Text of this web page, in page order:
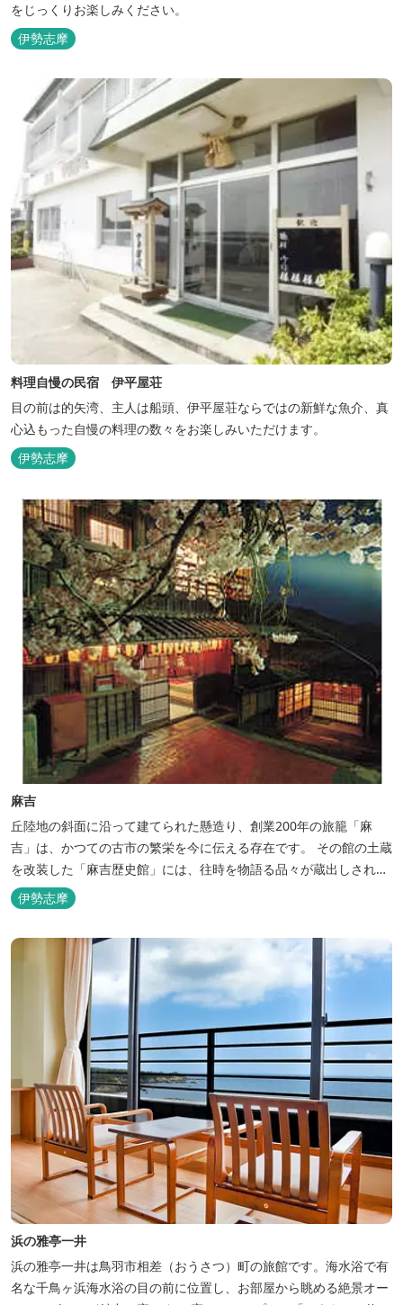
をじっくりお楽しみください。
伊勢志摩
料理自慢の民宿 伊平屋荘
目の前は的矢湾、主人は船頭、伊平屋荘ならではの新鮮な魚介、真
心込もった自慢の料理の数々をお楽しみいただけます。
伊勢志摩
麻吉
丘陸地の斜面に沿って建てられた懸造り、創業200年の旅籠「麻
吉」は、かつての古市の繁栄を今に伝える存在です。 その館の土蔵
を改装した「麻吉歴史館」には、往時を物語る品々が蔵出しされ、
お伊勢参り華やかなりし頃へとお誘い致します。
伊勢志摩
浜の雅亭一井
浜の雅亭一井は鳥羽市相差（おうさつ）町の旅館です。海水浴で有
名な千鳥ヶ浜海水浴の目の前に位置し、お部屋から眺める絶景オー